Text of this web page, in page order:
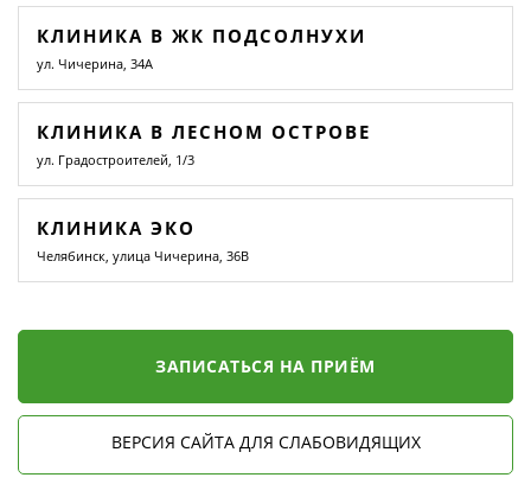
КЛИНИКА В ЖК ПОДСОЛНУХИ
ул. Чичерина, 34А
КЛИНИКА В ЛЕСНОМ ОСТРОВЕ
ул. Градостроителей, 1/3
КЛИНИКА ЭКО
Челябинск, улица Чичерина, 36В
ЗАПИСАТЬСЯ НА ПРИЁМ
ВЕРСИЯ САЙТА ДЛЯ СЛАБОВИДЯЩИХ